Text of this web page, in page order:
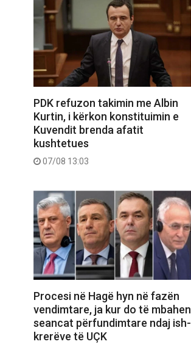
PDK refuzon takimin me Albin
Kurtin, i kërkon konstituimin e
Kuvendit brenda afatit
kushtetues
07/08 13:03
Procesi në Hagë hyn në fazën
vendimtare, ja kur do të mbahen
seancat përfundimtare ndaj ish-
krerëve të UÇK